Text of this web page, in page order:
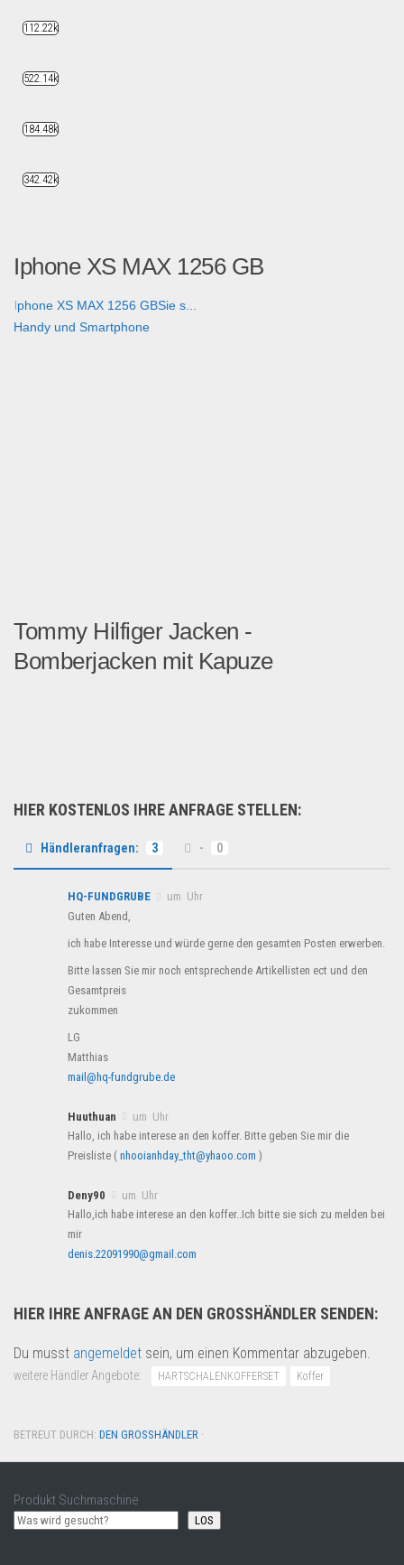
Iphone XS MAX 1256 GB
Iphone XS MAX 1256 GBSie s...
Handy und Smartphone
Tommy Hilfiger Jacken -
Bomberjacken mit Kapuze
HIER KOSTENLOS IHRE ANFRAGE STELLEN:
Händleranfragen: 3 - 0
HQ-FUNDGRUBE
um Uhr
Guten Abend,
ich habe Interesse und würde gerne den gesamten Posten erwerben.
Bitte lassen Sie mir noch entsprechende Artikellisten ect und den
Gesamtpreis
zukommen
LG
Matthias
mail@hq-fundgrube.de
Huuthuan
um Uhr
Hallo, ich habe interese an den koffer. Bitte geben Sie mir die
Preisliste ( nhooianhday_tht@yhaoo.com )
Deny90
um Uhr
Hallo,ich habe interese an den koffer..Ich bitte sie sich zu melden bei
mir
denis.22091990@gmail.com
HIER IHRE ANFRAGE AN DEN GROSSHÄNDLER SENDEN:
Du musst angemeldet sein, um einen Kommentar abzugeben.
weitere Händler Angebote: HARTSCHALENKOFFERSET Koffer
BETREUT DURCH: DEN GROSSHÄNDLER ·
Produkt Suchmaschine
LOS
112.22k
522.14k
184.48k
342.42k